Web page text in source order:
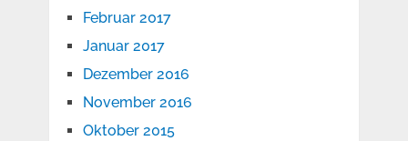
Februar 2017
Januar 2017
Dezember 2016
November 2016
Oktober 2015